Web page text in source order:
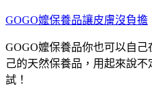
跳
主
要
內
GOGO嬤保養品讓皮膚沒負擔
GOGO嬤保養品你也可以自
己的天然保養品，用起來說
試！